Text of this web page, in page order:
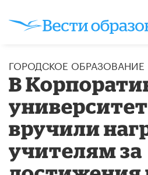
ГОРОДСКОЕ ОБРАЗОВАНИЕ
В
вручили
учителям за